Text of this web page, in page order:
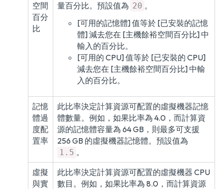
空間
百分
比
量百分比。預設值為 20 。
[可用的記憶體] 值等於 [已安裝的記憶
體] 減去您在 [主機餘裕空間百分比] 中
輸入的百分比。
[可用的 CPU] 值等於 [已安裝的 CPU]
減去您在 [主機餘裕空間百分比] 中輸
入的百分比。
記憶
體過
度配
置率
此比率決定計算資源可配置的虛擬機器記憶
體數量。例如，如果比率為 4.0，而計算資
源的記憶體容量為 64 GB，則最多可支援
256 GB 的虛擬機器記憶體。預設值為
1.5 。
虛擬
與實
此比率決定計算資源可配置的虛擬機器 CPU
數目。例如，如果比率為 8.0，而計算資源